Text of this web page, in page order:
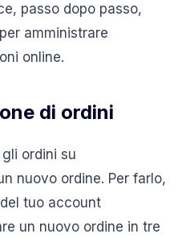
passo dopo passo,
amministrare
online.
di ordini
gli ordini su
nuovo ordine. Per farlo,
tuo account
un nuovo ordine in tre